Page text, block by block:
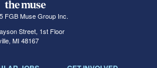
FGB Muse Group Inc.
Street, 1st Floor
MI 48167